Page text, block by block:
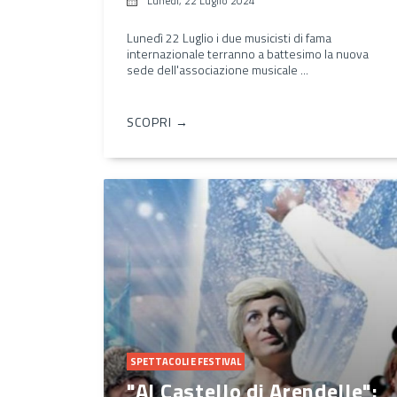
Lunedì 22 Luglio i due musicisti di fama
internazionale terranno a battesimo la nuova
sede dell'associazione musicale ...
SCOPRI →
SPETTACOLI E FESTIVAL